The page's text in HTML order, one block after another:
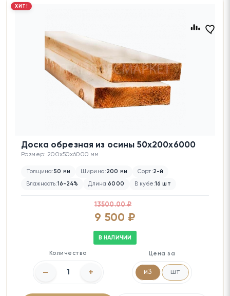
ХИТ!
Доска обрезная из осины 50х200х6000
Размер: 200x50x6000 мм
Толщина:50 мм Ширина:200 мм Сорт:2-й
Влажность:16-24% Длина:6000 В кубе:16 шт
13500.00 ₽
9 500 ₽
В НАЛИЧИИ
Количество
– +
Цена за
м3 шт